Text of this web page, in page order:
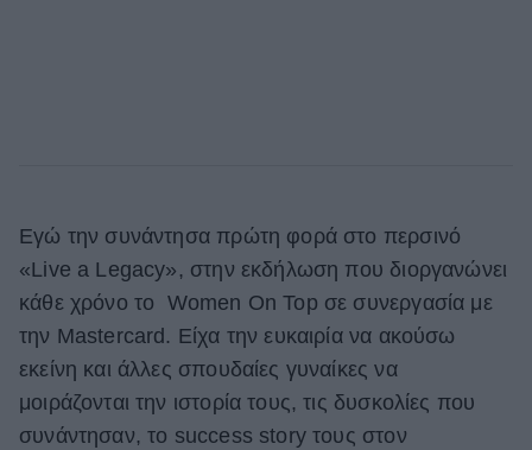
Εγώ την συνάντησα πρώτη φορά στο περσινό
«Live a Legacy», στην εκδήλωση που διοργανώνει
κάθε χρόνο το Women On Top σε συνεργασία με
την Mastercard. Είχα την ευκαιρία να ακούσω
εκείνη και άλλες σπουδαίες γυναίκες να
μοιράζονται την ιστορία τους, τις δυσκολίες που
συνάντησαν, το success story τους στον